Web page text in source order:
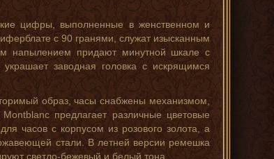
цифры, выполненные в женственном и
с 90 гранями, служат изысканным
напылением придают минутной шкале с
заводная головка с искрящимся
образ, часы снабжены механизмом,
предлагает различные цветовые
часов с корпусом из розового золота, а
стали. В летней версии ремешка
светло-бежевый и белый тона.